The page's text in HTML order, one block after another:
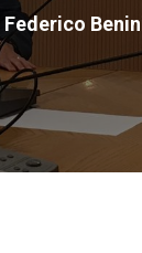
Federico